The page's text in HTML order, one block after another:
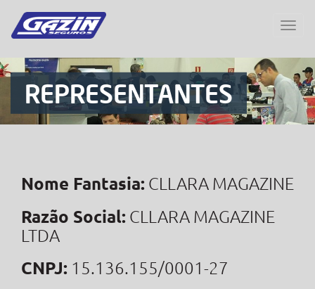
REPRESENTANTES
Nome Fantasia: CLLARA MAGAZINE
Razão Social: CLLARA MAGAZINE
LTDA
CNPJ: 15.136.155/0001-27